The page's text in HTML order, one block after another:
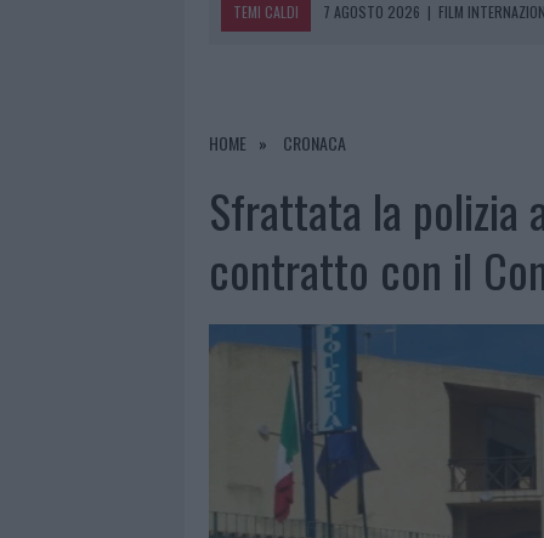
TEMI CALDI 7 AGOSTO 2026 | PORTO
7 AGOSTO 2026
|
HOME CRONACA
Sfrattata la polizia
contratto con il